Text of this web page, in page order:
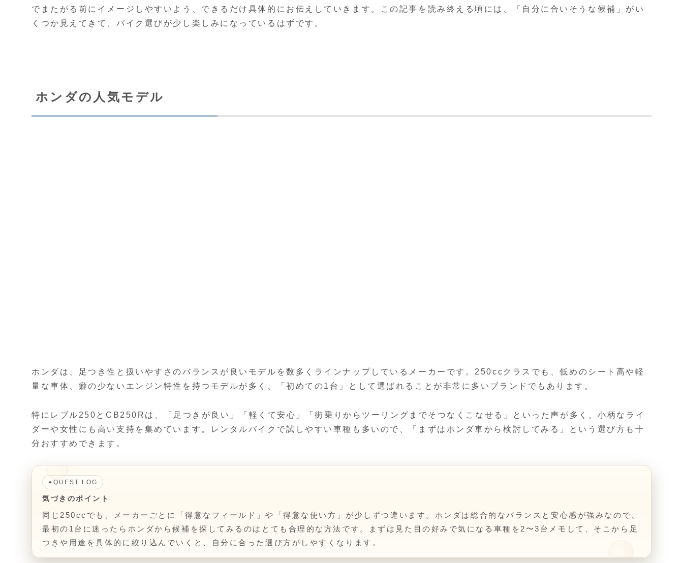
でまたがる前にイメージしやすいよう、できるだけ具体的にお伝えしていきます。この記事を読み終える頃には、「自分に合いそうな候補」がい
くつか見えてきて、バイク選びが少し楽しみになっているはずです。
ホンダの人気モデル
ホンダは、足つき性と扱いやすさのバランスが良いモデルを数多くラインナップしているメーカーです。250ccクラスでも、低めのシート高や軽
量な車体、癖の少ないエンジン特性を持つモデルが多く、「初めての1台」として選ばれることが非常に多いブランドでもあります。
特にレブル250とCB250Rは、「足つきが良い」「軽くて安心」「街乗りからツーリングまでそつなくこなせる」といった声が多く、小柄なライ
ダーや女性にも高い支持を集めています。レンタルバイクで試しやすい車種も多いので、「まずはホンダ車から検討してみる」という選び方も十
分おすすめできます。
✦ QUEST LOG
気づきのポイント
同じ250ccでも、メーカーごとに「得意なフィールド」や「得意な使い方」が少しずつ違います。ホンダは総合的なバランスと安心感が強みなので、
最初の1台に迷ったらホンダから候補を探してみるのはとても合理的な方法です。まずは見た目の好みで気になる車種を2〜3台メモして、そこから足
つきや用途を具体的に絞り込んでいくと、自分に合った選び方がしやすくなります。